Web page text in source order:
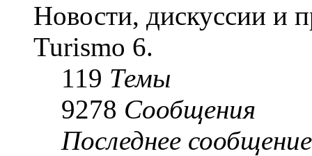
Новости, дискуссии и
Turismo 6.
119 Темы
9278 Сообщения
Последнее сообщение